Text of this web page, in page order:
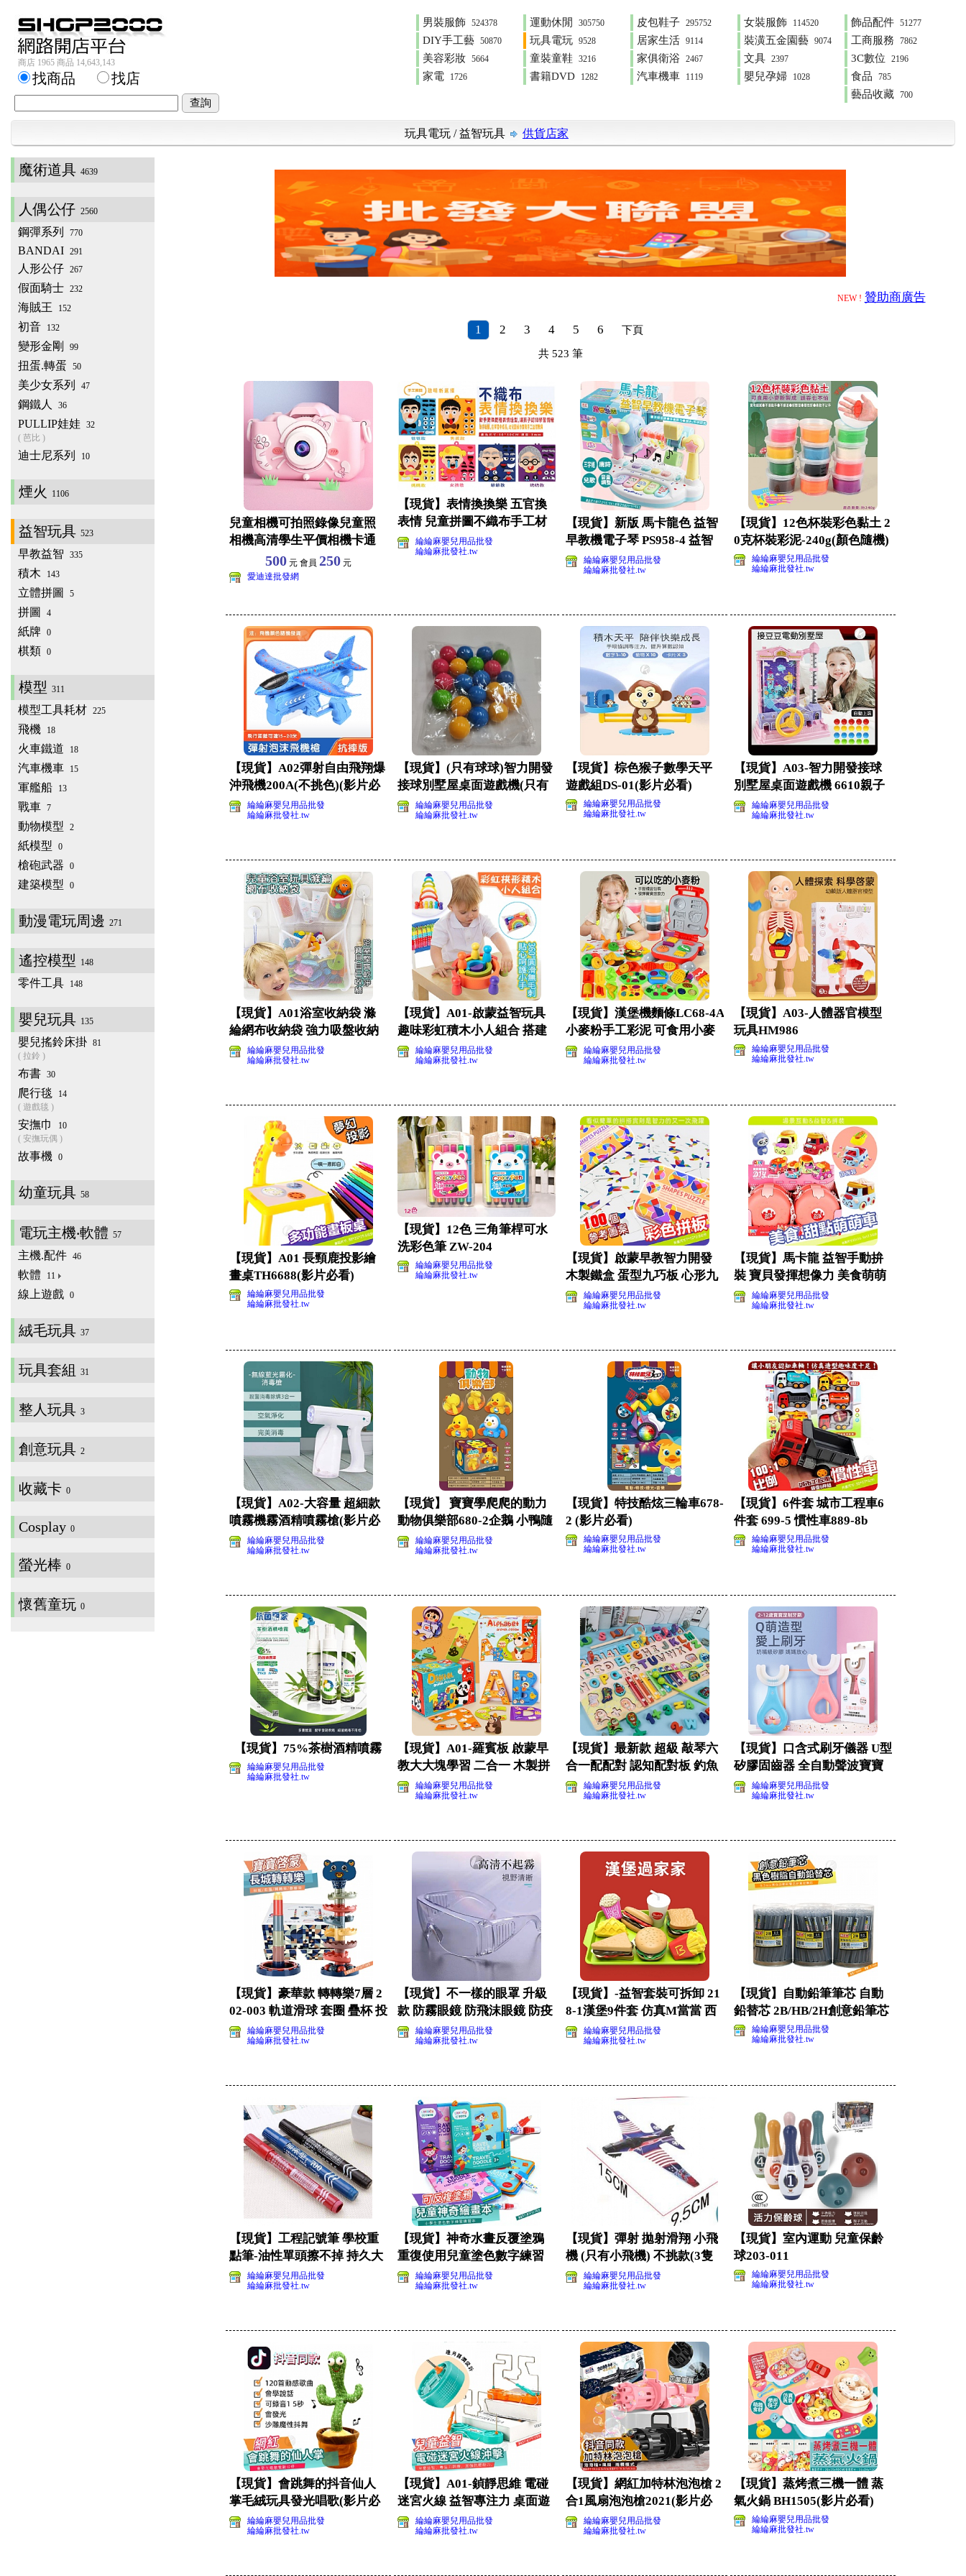
商店 1965 商品 14,643,143
男裝服飾 524378 運動休閒 305750 皮包鞋子 295752 女裝服飾 114520 飾品配件 51277
DIY手工藝 50870 玩具電玩 9528 居家生活 9114 裝潢五金園藝 9074 工商服務 7862
美容彩妝 5664 童裝童鞋 3216 家俱衛浴 2467 文具 2397 3C數位 2196
家電 1726 書籍DVD 1282 汽車機車 1119 嬰兒孕婦 1028 食品 785
藝品收藏 700
找商品 找店
玩具電玩 /益智玩具 供貨店家
魔術道具 4639
人偶公仔 2560
鋼彈系列 770
BANDAI 291
人形公仔 267
假面騎士 232
海賊王 152
初音 132
變形金剛 99
扭蛋.轉蛋 50
美少女系列 47
鋼鐵人 36
PULLIP娃娃 32
( 芭比 )
迪士尼系列 10
煙火 1106
益智玩具 523
早教益智 335
積木 143
立體拼圖 5
拼圖 4
紙牌 0
棋類 0
模型 311
模型工具耗材 225
飛機 18
火車鐵道 18
汽車機車 15
軍艦船 13
戰車 7
動物模型 2
紙模型 0
槍砲武器 0
建築模型 0
動漫電玩周邊 271
遙控模型 148
零件工具 148
嬰兒玩具 135
嬰兒搖鈴床掛 81
( 拉鈴 )
布書 30
爬行毯
14
( 遊戲毯 )
安撫巾
10
( 安撫玩偶 )
故事機 0
幼童玩具 58
電玩主機‧軟體 57
主機.配件 46
軟體 11
線上遊戲 0
絨毛玩具 37
玩具套組 31
整人玩具 3
創意玩具 2
收藏卡 0
Cosplay 0
螢光棒 0
懷舊童玩 0
NEW ! 贊助商廣告
1 2 3 4 5 6 下頁
共523 筆
兒童相機可拍照錄像兒童照
相機高清學生平價相機卡通
迷你女孩禮物
500元 會員 250元
愛迪達批發網
【現貨】表情換換樂 五官換
表情 兒童拼圖不織布手工材
料包 變臉
綸綸麻嬰兒用品批發
綸綸麻批發社.tw
【現貨】新版 馬卡龍色 益智
早教機電子琴 PS958-4 益智
音樂琴嬰
綸綸麻嬰兒用品批發
綸綸麻批發社.tw
【現貨】12色杯裝彩色黏土 2
0克杯裝彩泥-240g(顏色隨機)
綸綸麻嬰兒用品批發
綸綸麻批發社.tw
【現貨】A02彈射自由飛翔爆
沖飛機200A(不挑色)(影片必
看)
綸綸麻嬰兒用品批發
綸綸麻批發社.tw
【現貨】(只有球球)智力開發
接球別墅屋桌面遊戲機(只有
球球)一包20顆
綸綸麻嬰兒用品批發
綸綸麻批發社.tw
【現貨】棕色猴子數學天平
遊戲組DS-01(影片必看)
綸綸麻嬰兒用品批發
綸綸麻批發社.tw
【現貨】A03-智力開發接球
別墅屋桌面遊戲機 6610親子
互動鍛煉手眼
綸綸麻嬰兒用品批發
綸綸麻批發社.tw
【現貨】A01浴室收納袋 滌
綸網布收納袋 強力吸盤收納
袋帶掛鉤
綸綸麻嬰兒用品批發
綸綸麻批發社.tw
【現貨】A01-啟蒙益智玩具
趣味彩虹積木小人組合 搭建
創意造型(影片
綸綸麻嬰兒用品批發
綸綸麻批發社.tw
【現貨】漢堡機麵條LC68-4A
小麥粉手工彩泥 可食用小麥
粉手工彩泥
綸綸麻嬰兒用品批發
綸綸麻批發社.tw
【現貨】A03-人體器官模型
玩具HM986
綸綸麻嬰兒用品批發
綸綸麻批發社.tw
【現貨】A01 長頸鹿投影繪
畫桌TH6688(影片必看)
綸綸麻嬰兒用品批發
綸綸麻批發社.tw
【現貨】12色 三角筆桿可水
洗彩色筆 ZW-204
綸綸麻嬰兒用品批發
綸綸麻批發社.tw
【現貨】啟蒙早教智力開發
木製鐵盒 蛋型九巧板 心形九
巧板(影片必看)
綸綸麻嬰兒用品批發
綸綸麻批發社.tw
【現貨】馬卡龍 益智手動拚
裝 寶貝發揮想像力 美食萌萌
車PZ835-薯
綸綸麻嬰兒用品批發
綸綸麻批發社.tw
【現貨】A02-大容量 超細款
噴霧機霧酒精噴霧槍(影片必
看)
綸綸麻嬰兒用品批發
綸綸麻批發社.tw
【現貨】 寶寶學爬爬的動力
動物俱樂部680-2企鵝 小鴨隨
機出貨(影
綸綸麻嬰兒用品批發
綸綸麻批發社.tw
【現貨】特技酷炫三輪車678-
2 (影片必看)
綸綸麻嬰兒用品批發
綸綸麻批發社.tw
【現貨】6件套 城市工程車6
件套 699-5 慣性車889-8b
綸綸麻嬰兒用品批發
綸綸麻批發社.tw
【現貨】75%茶樹酒精噴霧
綸綸麻嬰兒用品批發
綸綸麻批發社.tw
【現貨】A01-羅賓板 啟蒙早
教大大塊學習 二合一 木製拼
板 字母 數
綸綸麻嬰兒用品批發
綸綸麻批發社.tw
【現貨】最新款 超級 敲琴六
合一配配對 認知配對板 釣魚
玩具(影片必看
綸綸麻嬰兒用品批發
綸綸麻批發社.tw
【現貨】口含式刷牙儀器 U型
矽膠固齒器 全自動聲波寶寶
牙刷綸綸麻嬰兒用品批發
綸綸麻批發社.tw
【現貨】豪華款 轉轉樂7層 2
02-003 軌道滑球 套圈 疊杯 投
籃
綸綸麻嬰兒用品批發
綸綸麻批發社.tw
【現貨】不一樣的眼罩 升級
款 防霧眼鏡 防飛沫眼鏡 防疫
眼鏡(影片必看
綸綸麻嬰兒用品批發
綸綸麻批發社.tw
【現貨】-益智套裝可拆卸 21
8-1漢堡9件套 仿真M當當 西
餐漢堡薯
綸綸麻嬰兒用品批發
綸綸麻批發社.tw
【現貨】自動鉛筆筆芯 自動
鉛替芯 2B/HB/2H創意鉛筆芯
綸綸麻嬰兒用品批發
綸綸麻批發社.tw
【現貨】工程記號筆 學校重
點筆-油性單頭擦不掉 持久大
頭筆(5支一組)
綸綸麻嬰兒用品批發
綸綸麻批發社.tw
【現貨】神奇水畫反覆塗鴉
重復使用兒童塗色數字練習
本(影片必看)
綸綸麻嬰兒用品批發
綸綸麻批發社.tw
【現貨】彈射 拋射滑翔 小飛
機 (只有小飛機) 不挑款(3隻
裝)
綸綸麻嬰兒用品批發
綸綸麻批發社.tw
【現貨】室內運動 兒童保齡
球203-011
綸綸麻嬰兒用品批發
綸綸麻批發社.tw
【現貨】會跳舞的抖音仙人
掌毛絨玩具發光唱歌(影片必
看)
綸綸麻嬰兒用品批發
綸綸麻批發社.tw
【現貨】A01-鍞靜思維 電碰
迷宮火線 益智專注力 桌面遊
戲(影片必看
綸綸麻嬰兒用品批發
綸綸麻批發社.tw
【現貨】網紅加特林泡泡槍 2
合1風扇泡泡槍2021(影片必
看)
綸綸麻嬰兒用品批發
綸綸麻批發社.tw
【現貨】蒸烤煮三機一體 蒸
氣火鍋 BH1505(影片必看)
綸綸麻嬰兒用品批發
綸綸麻批發社.tw